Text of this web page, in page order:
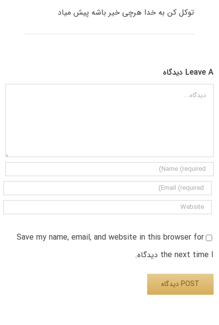
توکل کن به خدا هرچی خیر باشه پیش میاد
Leave A دیدگاه
دیدگاه
Save my name, email, and website in this browser for
the next time I دیدگاه.